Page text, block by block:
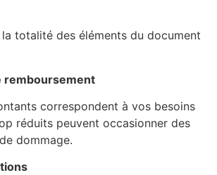
totalité des éléments du document
remboursement
correspondent à vos besoins
réduits peuvent occasionner des
dommage.